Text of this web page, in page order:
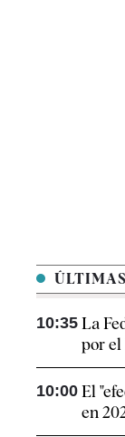
10:35 La
por el
10:00 El
en